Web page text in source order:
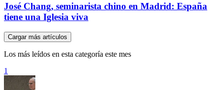
José Chang, seminarista chino en Madrid: España
tiene una Iglesia viva
Cargar más artículos
Los más leídos en esta categoría este mes
1